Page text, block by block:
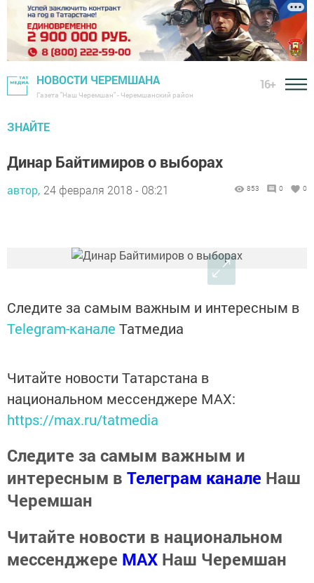
НОВОСТИ ЧЕРЕМШАНА
Газета "Наш Черемшан" - Черемшанский район
16+
ЗНАЙТЕ
Динар Байтимиров о выборах
автор, 24 февраля 2018 - 08:21 853 0 0
Следите за самым важным и интересным в
Telegram-канале Татмедиа
Читайте новости Татарстана в
национальном мессенджере MАХ:
https://max.ru/tatmedia
Следите за самым важным и
интересным в Телеграм канале Наш
Черемшан
Читайте новости в национальном
мессенджере MАХ Наш Черемшан